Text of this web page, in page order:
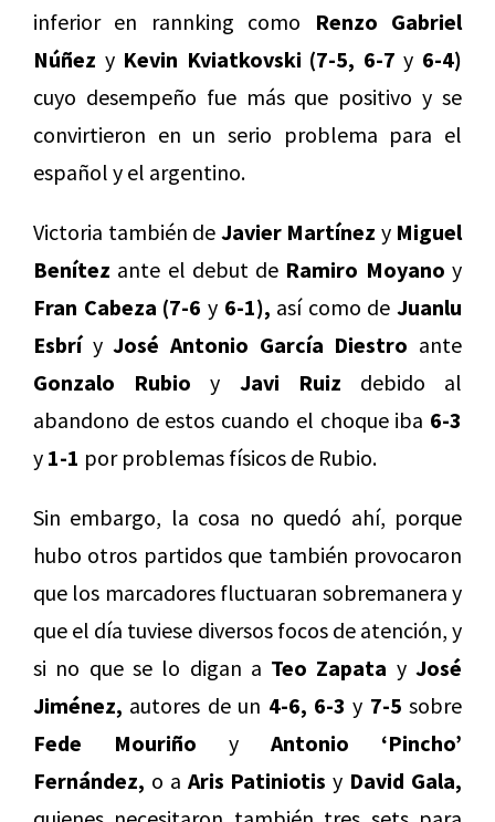
inferior en rannking como Renzo Gabriel
Núñez y Kevin Kviatkovski (7-5, 6-7 y 6-4)
cuyo desempeño fue más que positivo y se
convirtieron en un serio problema para el
español y el argentino.
Victoria también de Javier Martínez y Miguel
Benítez ante el debut de Ramiro Moyano y
Fran Cabeza (7-6 y 6-1), así como de Juanlu
EsbríyJosé Antonio García Diestro ante
Gonzalo Rubio y Javi Ruiz debido al
abandono de estos cuando el choque iba 6-3
y 1-1 por problemas físicos de Rubio.
Sin embargo, la cosa no quedó ahí, porque
hubo otros partidos que también provocaron
que los marcadores fluctuaran sobremanera y
que el día tuviese diversos focos de atención, y
si no que se lo digan a Teo Zapata yJosé
Jiménez, autores de un 4-6, 6-3 y 7-5 sobre
Fede Mouriño y Antonio ‘Pincho’
Fernández, o a Aris Patiniotis y David Gala,